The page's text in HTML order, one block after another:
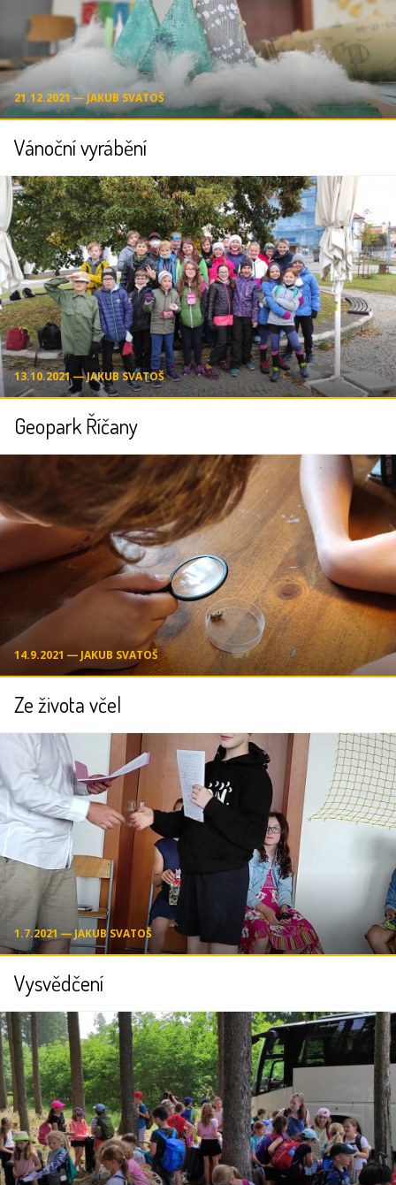
21.12.2021 ― JAKUB SVATOŠ
Vánoční vyrábění
13.10.2021 ― JAKUB SVATOŠ
Geopark Říčany
14.9.2021 ― JAKUB SVATOŠ
Ze života včel
1.7.2021 ― JAKUB SVATOŠ
Vysvědčení